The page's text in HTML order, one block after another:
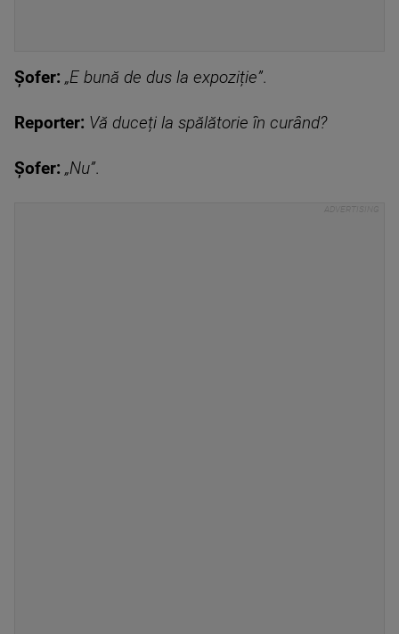
Șofer: „E bună de dus la expoziție”.
Reporter: Vă duceți la spălătorie în curând?
Șofer: „Nu”.